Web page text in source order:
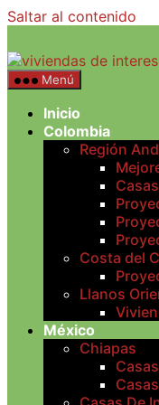
Saltar al contenido
Menú
Inicio
Colombia
Región
Costa del
Llanos
México
Chiapas